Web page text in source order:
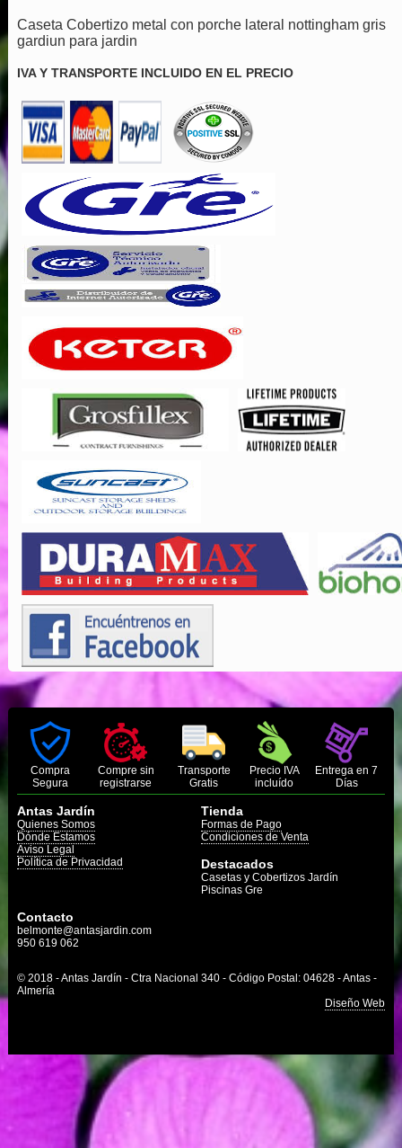
Caseta Cobertizo metal con porche lateral nottingham gris
gardiun para jardin
IVA Y TRANSPORTE INCLUIDO EN EL PRECIO
Compra
Segura
Compre sin
registrarse
Transporte
Gratis
Precio IVA
incluído
Entrega en 7
Días
Antas Jardín
Quienes Somos
Dónde Estamos
Aviso Legal
Política de Privacidad
Tienda
Formas de Pago
Condiciones de Venta
Destacados
Casetas y Cobertizos Jardín
Piscinas Gre
Contacto
belmonte@antasjardin.com
950 619 062
© 2018 - Antas Jardín - Ctra Nacional 340 - Código Postal: 04628 - Antas -
Almería
Diseño Web